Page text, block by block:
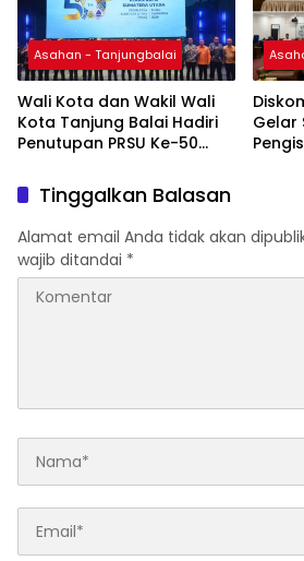
Asahan - Tanjungbalai
Wali Kota dan Wakil Wali
Kota Tanjung Balai Hadiri
Penutupan PRSU Ke-50
Gelar
Tinggalkan Balasan
Alamat email Anda tidak akan
wajib ditandai *